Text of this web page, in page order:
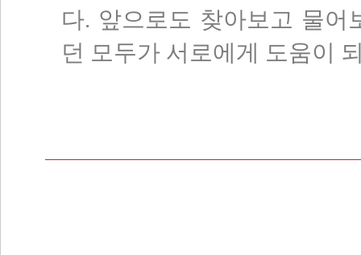
다. 앞으로도 찾아보고 물
던 모두가 서로에게 도움이